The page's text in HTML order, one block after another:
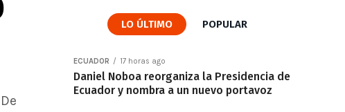
LO ÚLTIMO POPULAR
ECUADOR 17 horas ago
Daniel Noboa reorganiza la Presidencia de
Ecuador y nombra a un nuevo portavoz